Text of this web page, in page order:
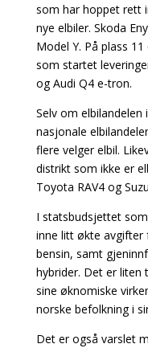
som har hoppet rett
nye elbiler. Skoda
Model Y. På plass
som startet
og Audi Q4 e-tron.
Selv om
nasjonale
flere velger elbil.
distrikt som ikke er
Toyota RAV4 og
I statsbudsjettet
inne litt økte avgifter
bensin, samt
hybrider. Det er liten
sine øknomiske
norske befolkning i
Det er også varslet